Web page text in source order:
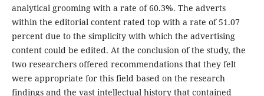
analytical grooming with a rate of 60.3%. The adverts
within the editorial content rated top with a rate of 51.07
percent due to the simplicity with which the advertising
content could be edited. At the conclusion of the study, the
two researchers offered recommendations that they felt
were appropriate for this field based on the research
findings and the vast intellectual history that contained